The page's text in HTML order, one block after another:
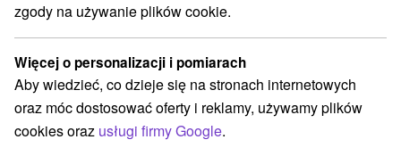
FunVille, kryty plac zabaw
Wyświetl stronę internetową Przejdź do
+421 948 320 301 info@funville.sk
zgody na używanie plików cookie.
Więcej o personalizacji i pomiarach
Aby wiedzieć, co dzieje się na stronach internetowych
oraz móc dostosować oferty i reklamy, używamy plików
cookies oraz usługi firmy Google.